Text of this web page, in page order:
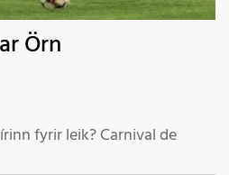
Örn
fyrir leik? Carnival de